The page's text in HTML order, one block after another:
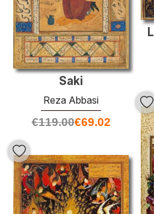
Saki
Reza Abbasi
€119.00€69.02